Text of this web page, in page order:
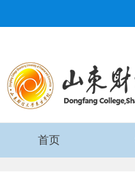
首页